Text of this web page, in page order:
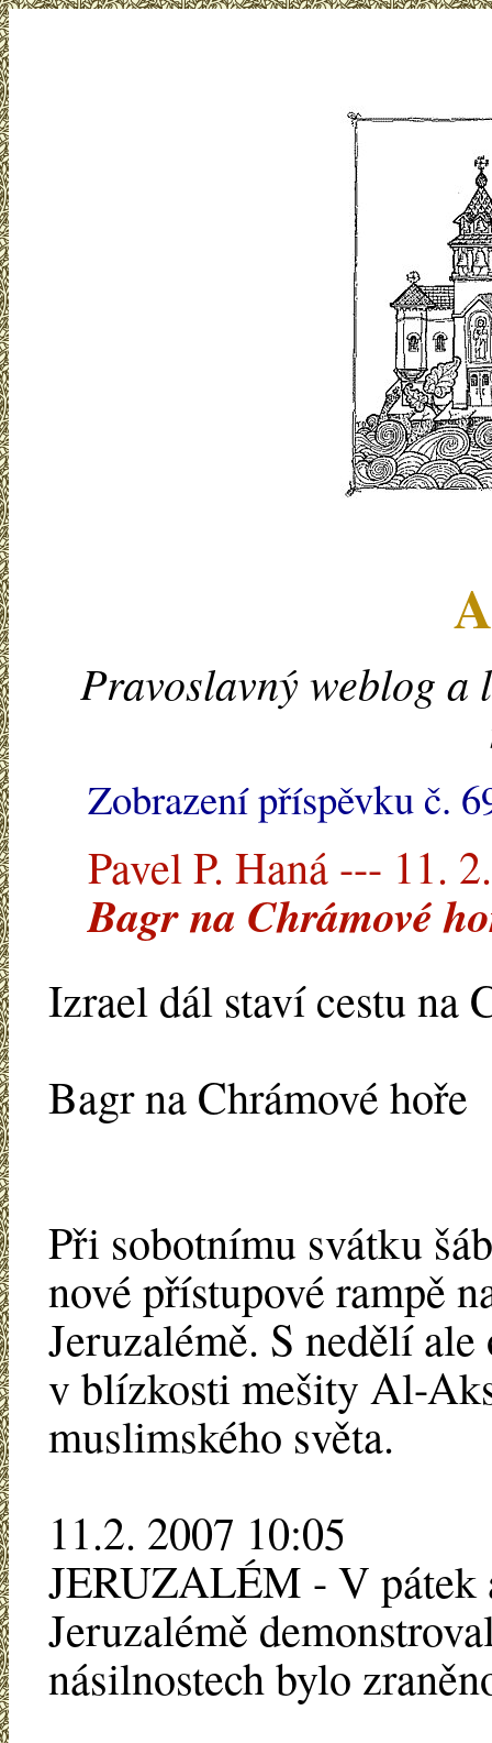
Pravoslavný weblog a
Zobrazení příspěvku č.
Pavel P. Haná --- 11.
Bagr na Chrámové
Izrael dál staví cestu na
Bagr na Chrámové hoře
Při sobotnímu svátku
nové přístupové rampě
Jeruzalémě. S nedělí
v blízkosti mešity Al-
muslimského světa.
11.2. 2007 10:05
JERUZALÉM - V pátek
Jeruzalémě
násilnostech bylo